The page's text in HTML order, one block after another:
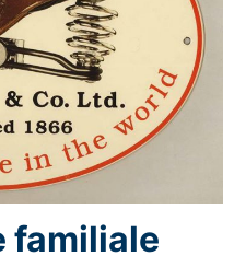
familiale